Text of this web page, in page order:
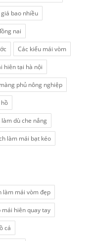
bao nhiều
nai
Các kiểu mái vòm
hiên tại hà nội
phủ nông nghiệp
làm dù che nắng
làm mái bạt kéo
làm mái vòm đẹp
mái hiên quay tay
cá